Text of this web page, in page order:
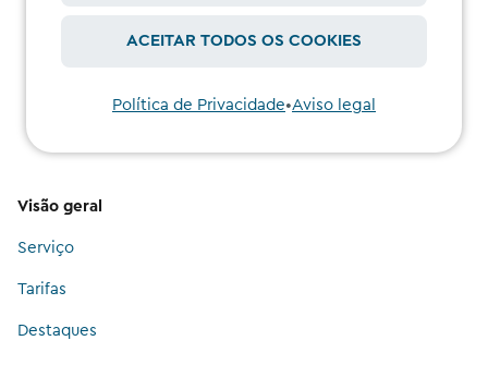
Visão geral
Serviço
Tarifas
Destaques
ACEITAR TODOS OS COOKIES
Política de Privacidade•Aviso legal